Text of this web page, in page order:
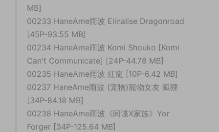
MB]
00233 HaneAme雨波 Elinalise Dragonroad
[45P-93.55 MB]
00234 HaneAme雨波 Komi Shouko [Komi
Can't Communicate] [24P-44.78 MB]
00235 HaneAme雨波 紅龍 [10P-6.42 MB]
00237 HaneAme雨波 (宠物)寵物女友 狐狸
[34P-84.18 MB]
00238 HaneAme雨波《间谍X家族》Yor
Forger [34P-125.64 MB]